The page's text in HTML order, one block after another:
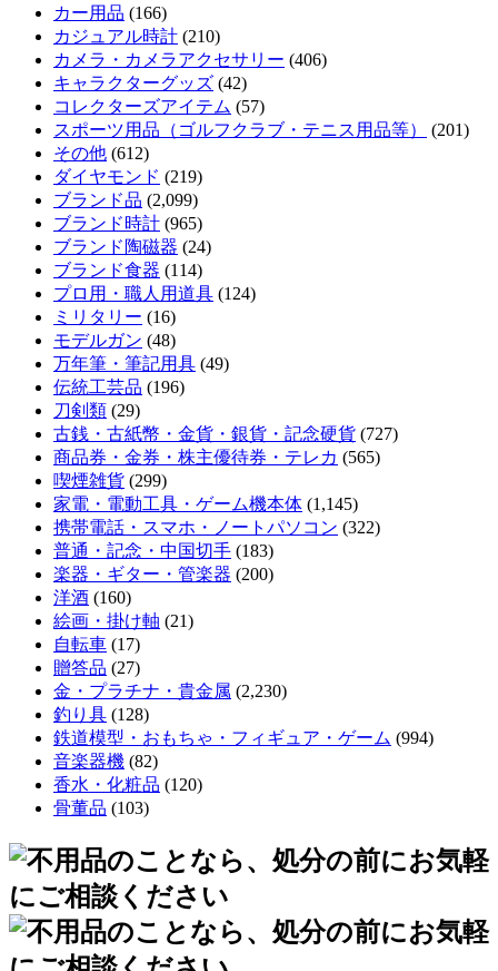
カー用品 (166)
カジュアル時計 (210)
カメラ・カメラアクセサリー (406)
キャラクターグッズ (42)
コレクターズアイテム (57)
スポーツ用品（ゴルフクラブ・テニス用品等）
(201)
その他 (612)
ダイヤモンド (219)
ブランド品 (2,099)
ブランド時計 (965)
ブランド陶磁器 (24)
ブランド食器 (114)
プロ用・職人用道具 (124)
ミリタリー (16)
モデルガン (48)
万年筆・筆記用具 (49)
伝統工芸品 (196)
刀剣類 (29)
古銭・古紙幣・金貨・銀貨・記念硬貨 (727)
商品券・金券・株主優待券・テレカ (565)
喫煙雑貨 (299)
家電・電動工具・ゲーム機本体 (1,145)
携帯電話・スマホ・ノートパソコン (322)
普通・記念・中国切手 (183)
楽器・ギター・管楽器 (200)
洋酒 (160)
絵画・掛け軸 (21)
自転車 (17)
贈答品 (27)
金・プラチナ・貴金属 (2,230)
釣り具 (128)
鉄道模型・おもちゃ・フィギュア・ゲーム (994)
音楽器機 (82)
香水・化粧品 (120)
骨董品 (103)